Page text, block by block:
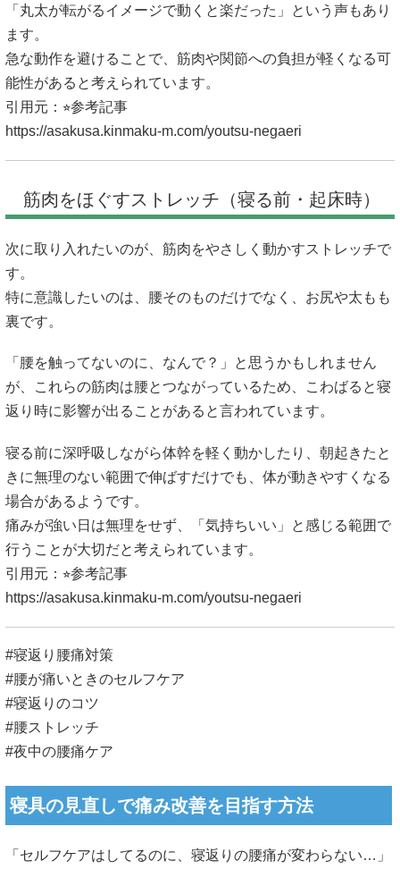
「丸太が転がるイメージで動くと楽だった」という声もあり
ます。
急な動作を避けることで、筋肉や関節への負担が軽くなる可
能性があると考えられています。
引用元：⭐︎参考記事
https://asakusa.kinmaku-m.com/youtsu-negaeri
筋肉をほぐすストレッチ（寝る前・起床時）
次に取り入れたいのが、筋肉をやさしく動かすストレッチで
す。
特に意識したいのは、腰そのものだけでなく、お尻や太もも
裏です。
「腰を触ってないのに、なんで？」と思うかもしれません
が、これらの筋肉は腰とつながっているため、こわばると寝
返り時に影響が出ることがあると言われています。
寝る前に深呼吸しながら体幹を軽く動かしたり、朝起きたと
きに無理のない範囲で伸ばすだけでも、体が動きやすくなる
場合があるようです。
痛みが強い日は無理をせず、「気持ちいい」と感じる範囲で
行うことが大切だと考えられています。
引用元：⭐︎参考記事
https://asakusa.kinmaku-m.com/youtsu-negaeri
#寝返り腰痛対策
#腰が痛いときのセルフケア
#寝返りのコツ
#腰ストレッチ
#夜中の腰痛ケア
寝具の見直しで痛み改善を目指す方法
「セルフケアはしてるのに、寝返りの腰痛が変わらない…」